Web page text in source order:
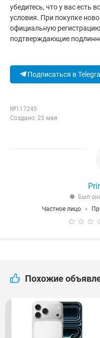
убедитесь, что у вас есть
условия. При покупке
официальную
подтверждающие
Подписаться в
№117245
Создано: 25 мая
Был
Частное лицо
Похожие